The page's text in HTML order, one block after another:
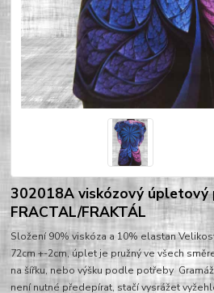
302018A viskózový úpletový
FRACTAL/FRAKTÁL
Složení 90% viskóza a 10% elastan
72cm +-2cm, úplet je pružný ve všech
na šířku, nebo výšku podle potřeby
není nutné předepírat, stačí vysrážet